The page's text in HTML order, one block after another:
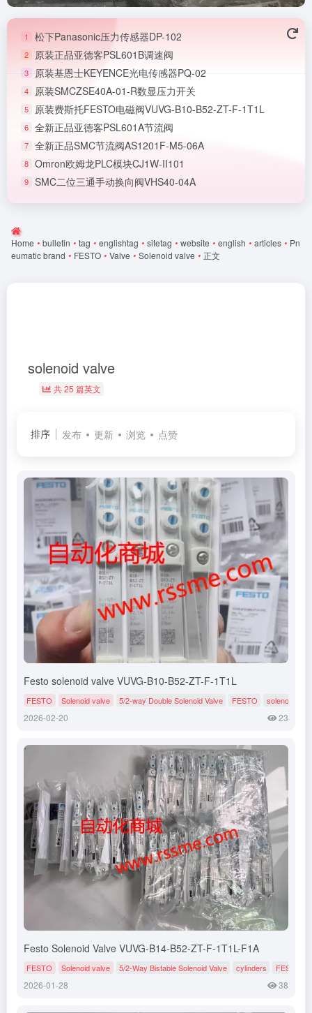
1 松下Panasonic压力传感器DP-102
2 原装正品亚德客PSL601B调速阀
3 原装基恩士KEYENCE光电传感器PQ-02
4 原装SMCZSE40A-01-R数显压力开关
5 原装费斯托FESTO电磁阀VUVG-B10-B52-ZT-F-1T1L
6 全新正品亚德客PSL601A节流阀
7 全新正品SMC节流阀AS1201F-M5-06A
8 Omron欧姆龙PLC模块CJ1W-II101
9 SMC二位三通手动换向阀VHS40-04A
Home • bulletin • tag • englishtag • sitetag • website • english • articles • Pn
eumatic brand • FESTO • Valve • Solenoid valve • 正文
solenoid valve
共 25 篇英文
排序 发布 更新 浏览 点赞
Festo solenoid valve VUVG-B10-B52-ZT-F-1T1L
FESTO Solenoid valve 5/2-way Double Solenoid Valve FESTO solenoid
2026-02-20 23
Festo Solenoid Valve VUVG-B14-B52-ZT-F-1T1L-F1A
FESTO Solenoid valve 5/2-Way Bistable Solenoid Valve cylinders FESTO
2026-01-28 38